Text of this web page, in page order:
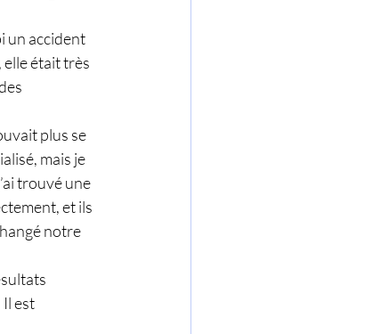
un accident
était très
plus se
mais je
trouvé une
et ils
notre
est